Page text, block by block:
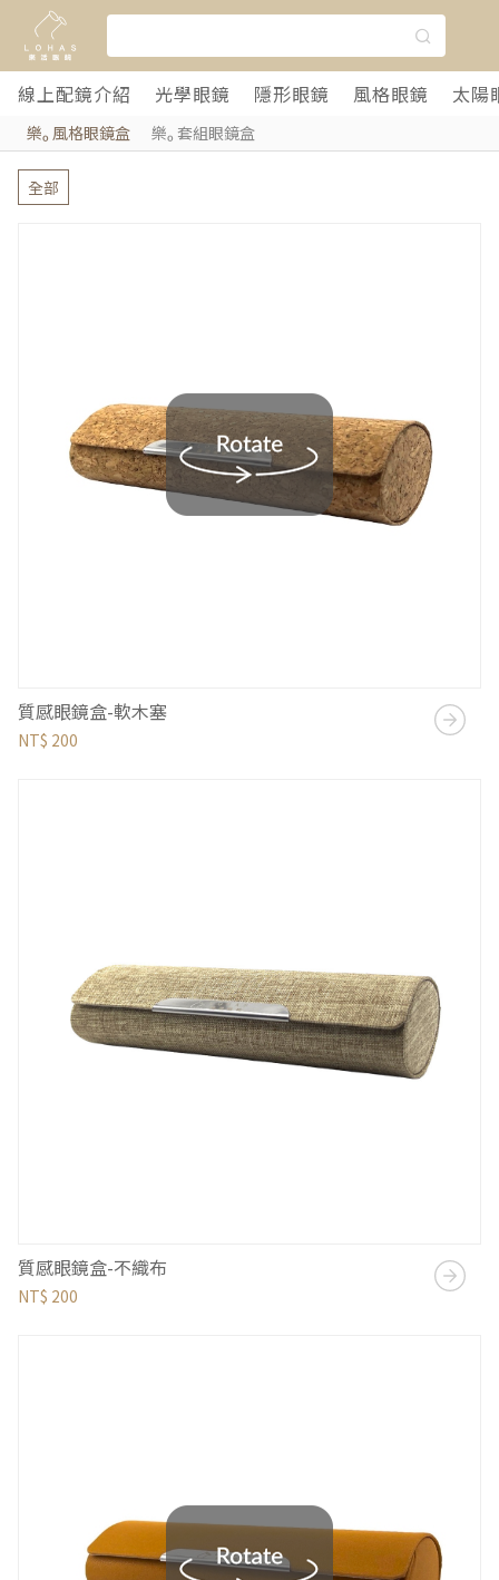
線上配鏡介紹 光學眼鏡 隱形眼鏡 風格眼鏡 太陽
樂ₒ 風格眼鏡盒 樂ₒ 套組眼鏡盒
全部
質感眼鏡盒-軟木塞
NT$ 200
質感眼鏡盒-不織布
NT$ 200